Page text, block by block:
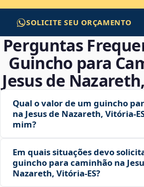
SOLICITE SEU ORÇAMENTO
Perguntas
Guincho para
Jesus de
Qual o valor de um guincho
na Jesus de Nazareth,
mim?
Em quais situações devo
guincho para caminhão na
Nazareth, Vitória‑ES?